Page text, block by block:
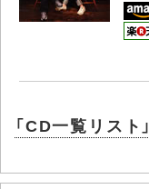
「CD一覧リス